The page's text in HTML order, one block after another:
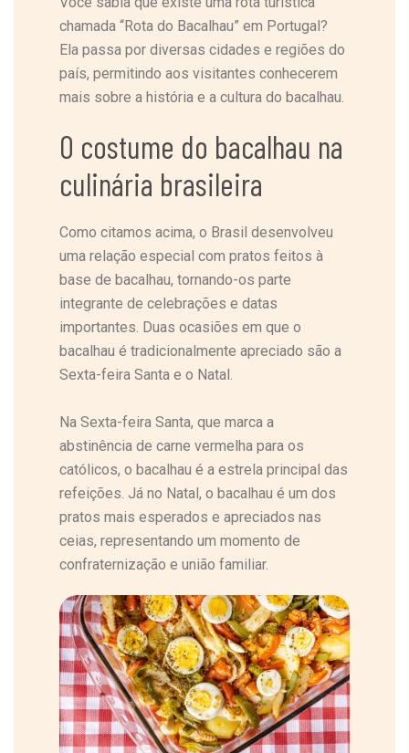
chamada “Rota do Bacalhau” em Portugal?
Ela passa por diversas cidades e regiões do
país, permitindo aos visitantes conhecerem
mais sobre a história e a cultura do bacalhau.
O costume do bacalhau na
culinária brasileira
Como citamos acima, o Brasil desenvolveu
uma relação especial com pratos feitos à
base de bacalhau, tornando-os parte
integrante de celebrações e datas
importantes. Duas ocasiões em que o
bacalhau é tradicionalmente apreciado são a
Sexta-feira Santa e o Natal.
Na Sexta-feira Santa, que marca a
abstinência de carne vermelha para os
católicos, o bacalhau é a estrela principal das
refeições. Já no Natal, o bacalhau é um dos
pratos mais esperados e apreciados nas
ceias, representando um momento de
confraternização e união familiar.